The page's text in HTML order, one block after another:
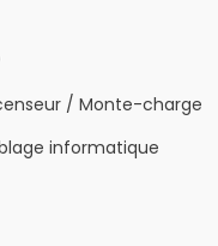
/ Monte-charge
informatique